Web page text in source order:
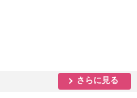
さらに見る